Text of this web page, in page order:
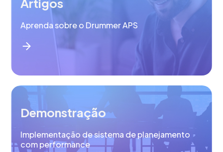
Aprenda sobre o Drummer APS
Demonstração
Implementação de sistema de planejamento
com performance